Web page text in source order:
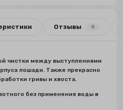
Отзывы 0
чистки между выступлениями
лошади. Также прекрасно
гривы и хвоста.
без применения воды в